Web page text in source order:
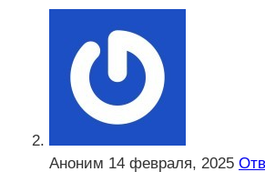
Аноним 14 февраля, 2025